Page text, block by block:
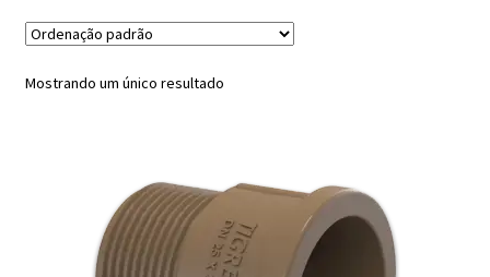
Mostrando um único resultado